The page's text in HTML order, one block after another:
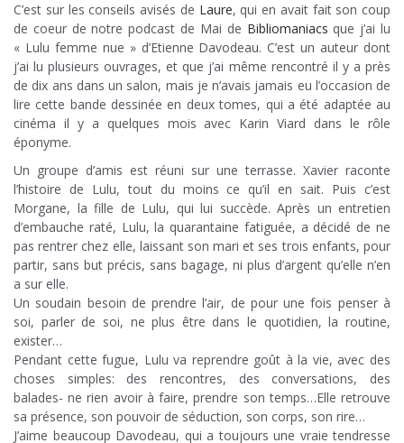
C’est sur les conseils avisés de Laure, qui en avait fait son coup
de coeur de notre podcast de Mai de Bibliomaniacs que j’ai lu
« Lulu femme nue » d’Etienne Davodeau. C’est un auteur dont
j’ai lu plusieurs ouvrages, et que j’ai même rencontré il y a près
de dix ans dans un salon, mais je n’avais jamais eu l’occasion de
lire cette bande dessinée en deux tomes, qui a été adaptée au
cinéma il y a quelques mois avec Karin Viard dans le rôle
éponyme.
Un groupe d’amis est réuni sur une terrasse. Xavier raconte
l’histoire de Lulu, tout du moins ce qu’il en sait. Puis c’est
Morgane, la fille de Lulu, qui lui succède. Après un entretien
d’embauche raté, Lulu, la quarantaine fatiguée, a décidé de ne
pas rentrer chez elle, laissant son mari et ses trois enfants, pour
partir, sans but précis, sans bagage, ni plus d’argent qu’elle n’en
a sur elle.
Un soudain besoin de prendre l’air, de pour une fois penser à
soi, parler de soi, ne plus être dans le quotidien, la routine,
exister…
Pendant cette fugue, Lulu va reprendre goût à la vie, avec des
choses simples: des rencontres, des conversations, des
balades- ne rien avoir à faire, prendre son temps…Elle retrouve
sa présence, son pouvoir de séduction, son corps, son rire…
J’aime beaucoup Davodeau, qui a toujours une vraie tendresse